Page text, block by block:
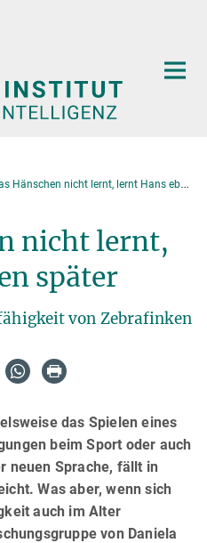
Hänschen nicht lernt, lernt Hans eben später
nicht lernt,
später
von Zebrafinken
das Spielen eines
beim Sport oder auch
neuen Sprache, fällt in
Was aber, wenn sich
auch im Alter
von Daniela